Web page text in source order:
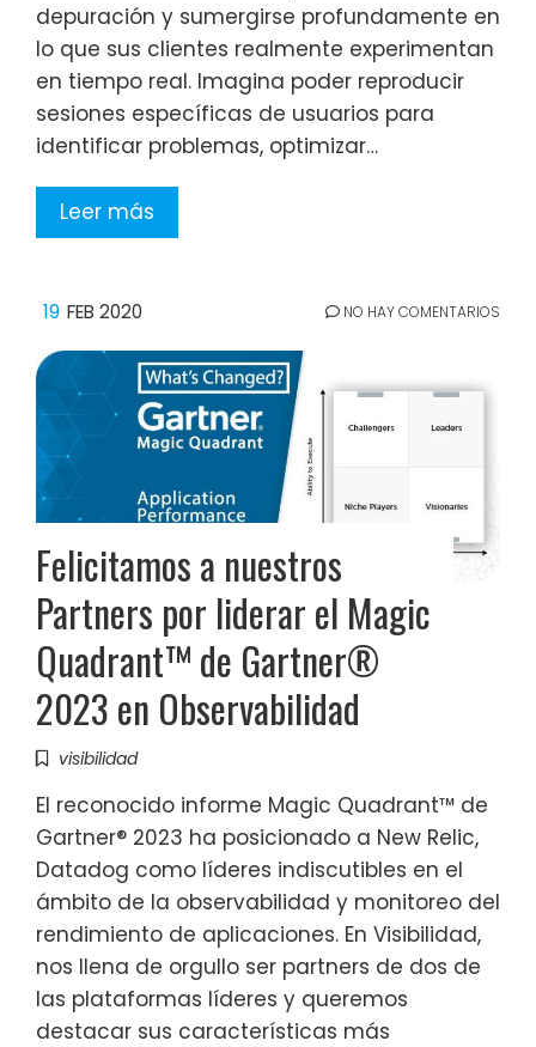
depuración y sumergirse profundamente en
lo que sus clientes realmente experimentan
en tiempo real. Imagina poder reproducir
sesiones específicas de usuarios para
identificar problemas, optimizar…
Leer más
19 FEB 2020 NO HAY COMENTARIOS
Felicitamos a nuestros
Partners por liderar el Magic
Quadrant™ de Gartner®
2023 en Observabilidad
visibilidad
El reconocido informe Magic Quadrant™ de
Gartner® 2023 ha posicionado a New Relic,
Datadog como líderes indiscutibles en el
ámbito de la observabilidad y monitoreo del
rendimiento de aplicaciones. En Visibilidad,
nos llena de orgullo ser partners de dos de
las plataformas líderes y queremos
destacar sus características más